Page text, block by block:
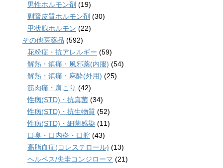
男性ホルモン剤 (19)
副腎皮質ホルモン剤 (30)
甲状腺ホルモン (22)
その他医薬品 (592)
花粉症・抗アレルギー (59)
解熱・鎮痛・風邪薬(内服) (54)
解熱・鎮痛・麻酔(外用) (25)
筋肉痛・肩こり (42)
性病(STD)・抗真菌 (34)
性病(STD)・抗生物質 (52)
性病(STD)・細菌感染 (11)
口臭・口内炎・口腔 (43)
高脂血症(コレステロール) (13)
ヘルペス/尖圭コンジローマ (21)